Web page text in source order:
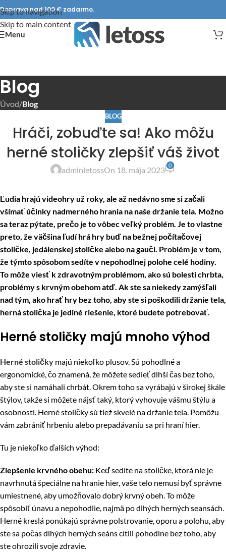
Skip to navigation
Skip to main content
Doprava nad 100 € zadarmo.
Menu
Blog
Úvod/Blog
BLOG
Hráči, zobuďte sa! Ako môžu
herné stoličky zlepšiť váš život
adminletossOn 18. mája 2023 0
Ľudia hrajú videohry už roky, ale až nedávno sme si začali
všímať účinky nadmerného hrania na naše držanie tela. Možno
sa teraz pýtate, prečo je to vôbec veľký problém. Je to vlastne
preto, že väčšina ľudí hrá hry buď na bežnej počítačovej
stoličke, jedálenskej stoličke alebo na gauči. Problém je v tom,
že týmto spôsobom sedíte v nepohodlnej polohe celé hodiny.
To môže viesť k zdravotným problémom, ako sú bolesti chrbta,
problémy s krvným obehom atď. Ak ste sa niekedy zamýšľali
nad tým, ako hrať hry bez toho, aby ste si poškodili držanie tela,
herná stolička je jediné riešenie, ktoré budete potrebovať.
Herné stoličky majú mnoho výhod
Herné stoličky majú niekoľko plusov. Sú pohodlné a
ergonomické, čo znamená, že môžete sedieť dlhší čas bez toho,
aby ste si namáhali chrbát. Okrem toho sa vyrábajú v širokej škále
štýlov, takže si môžete nájsť taký, ktorý vyhovuje vášmu štýlu a
osobnosti. Herné stoličky sú tiež skvelé na držanie tela. Pomôžu
vám zabrániť hrbeniu alebo prepadávaniu sa pri hraní hier.
Tu je niekoľko ďalších výhod:
Zlepšenie krvného obehu: Keď sedíte na stoličke, ktorá nie je
navrhnutá špeciálne na hranie hier, vaše telo nemusí byť správne
umiestnené, aby umožňovalo dobrý krvný obeh. To môže
spôsobiť únavu a nepohodlie, najmä po dlhých herných seansách.
Herné kreslá ponúkajú správne polstrovanie, oporu a polohu, aby
ste sa počas dlhých herných seáns cítili pohodlne bez toho, aby
ste ohrozili svoje zdravie.